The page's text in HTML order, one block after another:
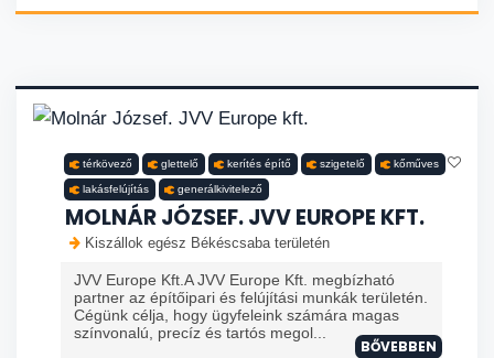
térkövező glettelő kerítés építő szigetelő kőműves
lakásfelújítás generálkivitelező
MOLNÁR JÓZSEF. JVV EUROPE KFT.
Kiszállok egész Békéscsaba területén
JVV Europe Kft.A JVV Europe Kft. megbízható
partner az építőipari és felújítási munkák területén.
Cégünk célja, hogy ügyfeleink számára magas
színvonalú, precíz és tartós megol...
BŐVEBBEN